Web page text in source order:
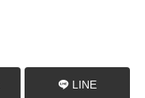
LINE